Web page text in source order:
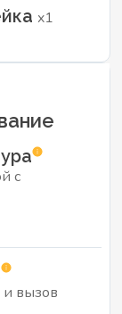
x1
с
и вызов